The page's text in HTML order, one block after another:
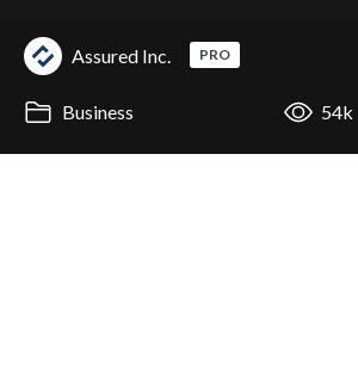
Assured Inc. PRO
Business 54k